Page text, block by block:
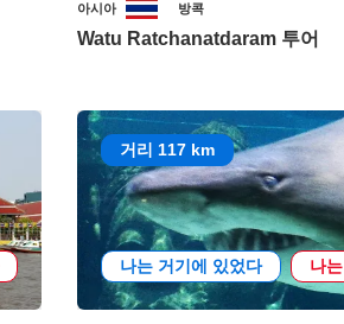
아시아 방콕
Watu Ratchanatdaram 투어
거리 117 km
나는 거기에 있었다 나